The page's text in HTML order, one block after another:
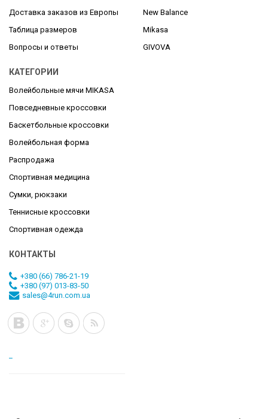
Доставка заказов из Европы
Таблица размеров
Вопросы и ответы
New Balance
Mikasa
GIVOVA
КАТЕГОРИИ
Волейбольные мячи MIKASA
Повседневные кроссовки
Баскетбольные кроссовки
Волейбольная форма
Распродажа
Спортивная медицина
Сумки, рюкзаки
Теннисные кроссовки
Спортивная одежда
КОНТАКТЫ
+380 (66) 786-21-19
+380 (97) 013-83-50
sales@4run.com.ua